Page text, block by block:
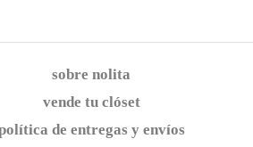
sobre nolita
vende tu clóset
de entregas y envíos